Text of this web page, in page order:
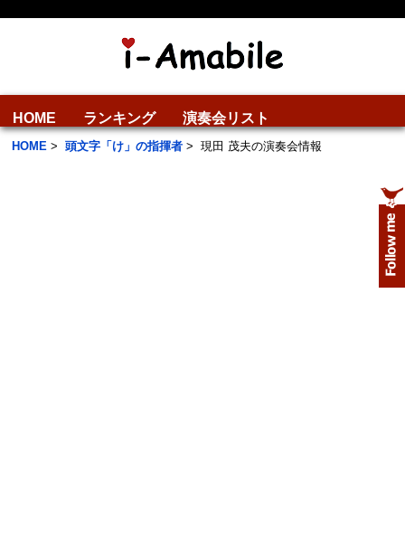
HOME ランキング 演奏会リスト
HOME > 頭文字「け」の指揮者 > 現田 茂夫の演奏会情報